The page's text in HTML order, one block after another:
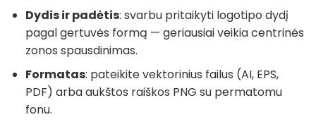
Dydis ir padėtis: svarbu pritaikyti logotipo dydį
pagal gertuvės formą — geriausiai veikia centrinės
zonos spausdinimas.
Formatas: pateikite vektorinius failus (AI, EPS,
PDF) arba aukštos raiškos PNG su permatomu
fonu.